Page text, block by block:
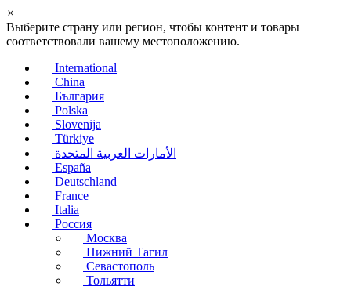
×
Выберите страну или регион, чтобы контент и товары
соответствовали вашему местоположению.
International
China
България
Polska
Slovenija
Türkiye
الأمارات العربية المتحدة
España
Deutschland
France
Italia
Россия
Москва
Нижний Тагил
Севастополь
Тольятти